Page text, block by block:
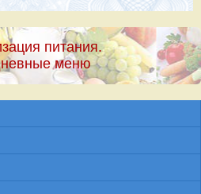
питания.
меню